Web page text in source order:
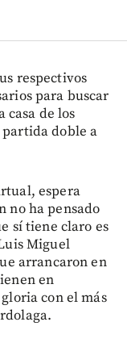
respectivos
para buscar
de los
doble a
espera
no ha pensado
sí tiene claro es
Miguel
arrancaron en
en
con el más